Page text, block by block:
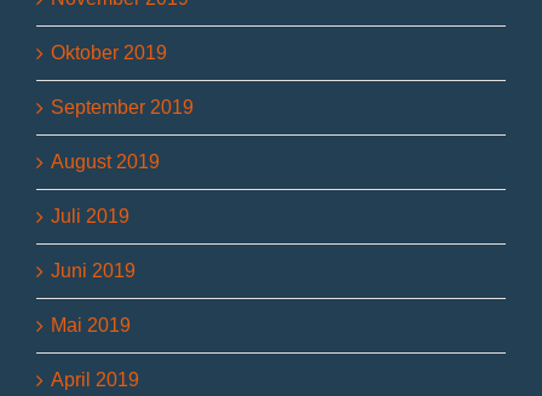
Oktober 2019
September 2019
August 2019
Juli 2019
Juni 2019
Mai 2019
April 2019